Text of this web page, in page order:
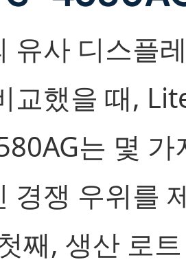
유사 디스플
교했을 때,
는 몇 가
경쟁 우위를
째, 생산 로